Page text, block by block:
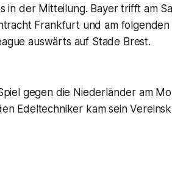
in der Mitteilung. Bayer trifft am
Frankfurt und am
auswärts auf Stade Brest.
gegen die Niederländer am
Edeltechniker kam sein